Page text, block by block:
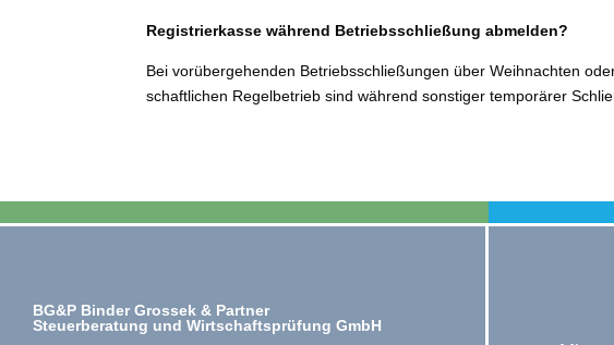
Registrierkasse wäh­rend Betriebsschließung abmelden?
Bei vor­über­ge­hen­den Betriebsschließungen über Weihnachten
schaft­li­chen Regelbetrieb sind wäh­rend sons­ti­ger tem­po­rä­rer
BG&P Binder Grossek & Partner
Steuerberatung und Wirtschaftsprüfung GmbH